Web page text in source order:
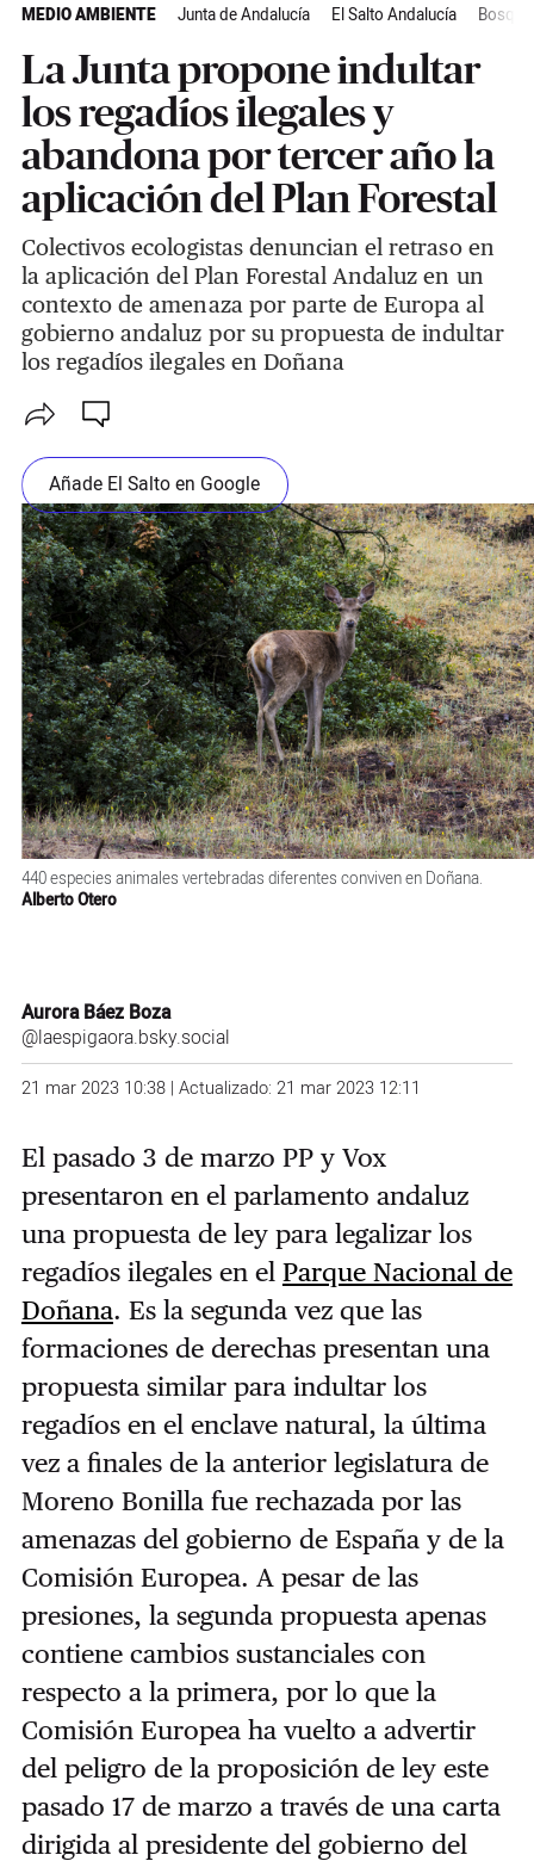
MEDIO AMBIENTE Junta de Andalucía El Salto Andalucía
La Junta propone indultar
los regadíos ilegales y
abandona por tercer año la
aplicación del Plan Forestal
Colectivos ecologistas denuncian el retraso en
la aplicación del Plan Forestal Andaluz en un
contexto de amenaza por parte de Europa al
gobierno andaluz por su propuesta de indultar
los regadíos ilegales en Doñana
Añade El Salto en Google
440 especies animales vertebradas diferentes conviven en Doñana.
Alberto Otero
Aurora Báez Boza
@laespigaora.bsky.social
21 mar 2023 10:38 | Actualizado: 21 mar 2023 12:11
El pasado 3 de marzo PP y Vox
presentaron en el parlamento andaluz
una propuesta de ley para legalizar los
regadíos ilegales en el Parque Nacional de
Doñana. Es la segunda vez que las
formaciones de derechas presentan una
propuesta similar para indultar los
regadíos en el enclave natural, la última
vez a finales de la anterior legislatura de
Moreno Bonilla fue rechazada por las
amenazas del gobierno de España y de la
Comisión Europea. A pesar de las
presiones, la segunda propuesta apenas
contiene cambios sustanciales con
respecto a la primera, por lo que la
Comisión Europea ha vuelto a advertir
del peligro de la proposición de ley este
pasado 17 de marzo a través de una carta
dirigida al presidente del gobierno del